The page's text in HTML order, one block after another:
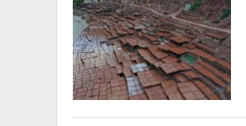
相册